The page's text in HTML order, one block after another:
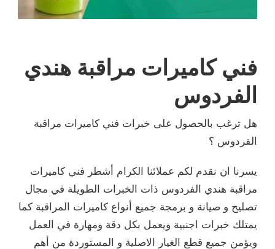
هندي
فني كاميرات مراقبة
أشطر فني كاميرات
الطويلة في مجال
كاميرات المراقبة كما
دقة ومهارة في العمل
و المستوردة من أهم